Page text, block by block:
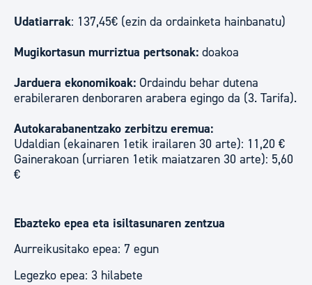
Udatiarrak: 137,45€ (ezin da ordainketa hainbanatu)
Mugikortasun murriztua pertsonak: doakoa
Jarduera ekonomikoak: Ordaindu behar dutena
erabileraren denboraren arabera egingo da (3. Tarifa).
Autokarabanentzako zerbitzu eremua:
Udaldian (ekainaren 1etik irailaren 30 arte): 11,20 €
Gainerakoan (urriaren 1etik maiatzaren 30 arte): 5,60
€
Ebazteko epea eta isiltasunaren zentzua
Aurreikusitako epea: 7 egun
Legezko epea: 3 hilabete